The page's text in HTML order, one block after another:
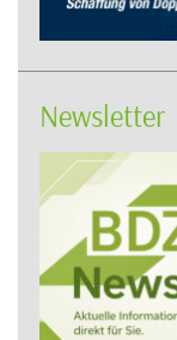
Newsletter